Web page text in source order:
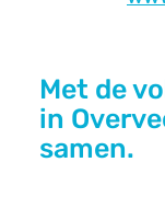
Met de
in
samen.